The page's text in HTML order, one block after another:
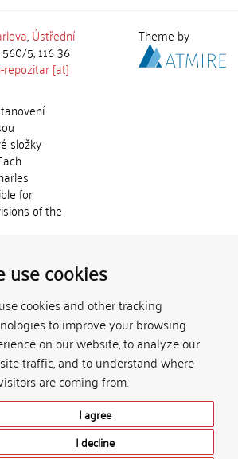
use cookies
cookies and other tracking
to improve your browsing
on our website, to analyze our
traffic, and to understand where
are coming from.
I agree
I decline
,Ústřední
5, 116 36
[at]
složky
for
of the
použity k
vydávány
jinou
než autora.
shall not
results of
other
person
Theme by